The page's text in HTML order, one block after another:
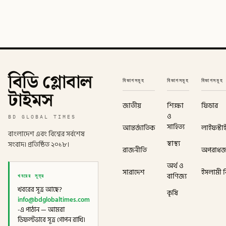
বিডি গ্লোবাল
টাইমস
BD GLOBAL TIMES
বাংলাদেশ এবং বিশ্বের সর্বশেষ
সংবাদ। প্রতিষ্ঠিত ২০১৮।
খবরের সূত্র
খবরের সূত্র আছে?
info@bdglobaltimes.com
-এ পাঠান — আমরা
ডিফল্টভাবে সূত্র গোপন রাখি।
বিভাগসমূহ
জাতীয়
আন্তর্জাতিক
রাজনীতি
সারাদেশ
বিভাগসমূহ
শিক্ষা
ও
সাহিত্য
স্বাস্থ্য
অর্থ ও
বাণিজ্য
কৃষি
বিভাগসমূহ
ফিচার
ইসলামী